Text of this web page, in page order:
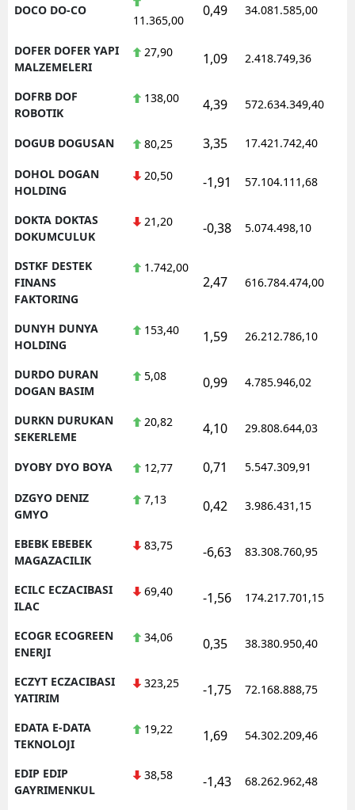
DOCO DO-CO
11.365,00
0,49 34.081.585,00
DOFER DOFER YAPI
MALZEMELERI
27,90 1,09 2.418.749,36
DOFRB DOF
ROBOTIK
138,00 4,39 572.634.349,40
DOGUB DOGUSAN 80,25 3,35 17.421.742,40
DOHOL DOGAN
HOLDING
20,50 -1,91 57.104.111,68
DOKTA DOKTAS
DOKUMCULUK
21,20 -0,38 5.074.498,10
DSTKF DESTEK
FINANS
FAKTORING
1.742,00
2,47 616.784.474,00
DUNYH DUNYA
HOLDING
153,40 1,59 26.212.786,10
DURDO DURAN
DOGAN BASIM
5,08 0,99 4.785.946,02
DURKN DURUKAN
SEKERLEME
20,82 4,10 29.808.644,03
DYOBY DYO BOYA 12,77 0,71 5.547.309,91
DZGYO DENIZ
GMYO
7,13 0,42 3.986.431,15
EBEBK EBEBEK
MAGAZACILIK
83,75 -6,63 83.308.760,95
ECILC ECZACIBASI
ILAC
69,40 -1,56 174.217.701,15
ECOGR ECOGREEN
ENERJI
34,06 0,35 38.380.950,40
ECZYT ECZACIBASI
YATIRIM
323,25 -1,75 72.168.888,75
EDATA E-DATA
TEKNOLOJI
19,22 1,69 54.302.209,46
EDIP EDIP
GAYRIMENKUL
38,58 -1,43 68.262.962,48